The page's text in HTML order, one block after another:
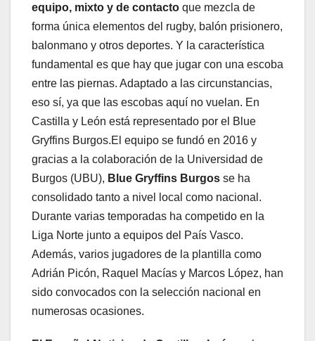
equipo, mixto y de contacto que mezcla de
forma única elementos del rugby, balón prisionero,
balonmano y otros deportes. Y la característica
fundamental es que hay que jugar con una escoba
entre las piernas. Adaptado a las circunstancias,
eso sí, ya que las escobas aquí no vuelan. En
Castilla y León está representado por el Blue
Gryffins Burgos.El equipo se fundó en 2016 y
gracias a la colaboración de la Universidad de
Burgos (UBU), Blue Gryffins Burgos se ha
consolidado tanto a nivel local como nacional.
Durante varias temporadas ha competido en la
Liga Norte junto a equipos del País Vasco.
Además, varios jugadores de la plantilla como
Adrián Picón, Raquel Macías y Marcos López, han
sido convocados con la selección nacional en
numerosas ocasiones.